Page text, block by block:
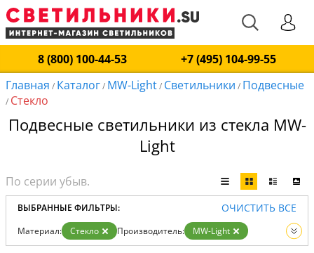
8 (800) 100-44-53
+7 (495) 104-99-55
Главная / Каталог/ MW-Light/ Светильники / Подвесные
/ Стекло
Подвесные светильники из стекла MW-
Light
ВЫБРАННЫЕ ФИЛЬТРЫ: ОЧИСТИТЬ ВСЕ
Материал: Стекло Производитель:
MW-Light
Тип:
Подвесные Вид:
Светильники